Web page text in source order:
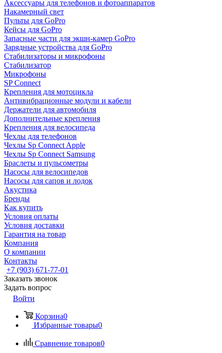
Аксессуары для телефонов и фотоаппаратов
Накамерный свет
Пульты для GoPro
Кейсы для GoPro
Запасные части для экшн-камер GoPro
Зарядные устройства для GoPro
Стабилизаторы и микрофоны
Стабилизатор
Микрофоны
SP Connect
Крепления для мотоцикла
Антивибрационные модули и кабели
Держатели для автомобиля
Дополнительные крепления
Крепления для велосипеда
Чехлы для телефонов
Чехлы Sp Connect Apple
Чехлы Sp Connect Samsung
Браслеты и пульсометры
Насосы для велосипедов
Насосы для сапов и лодок
Акустика
Бренды
Как купить
Условия оплаты
Условия доставки
Гарантия на товар
Компания
О компании
Контакты
+7 (903) 671-77-01
Заказать звонок
Задать вопрос
Войти
Корзина0
Избранные товары0
Сравнение товаров0